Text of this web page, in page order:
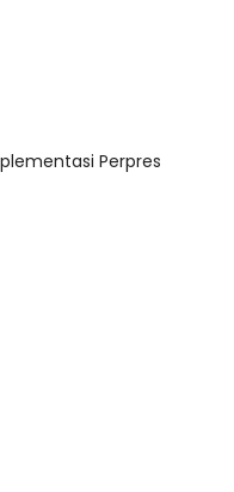
Perpres